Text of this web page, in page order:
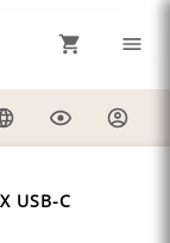
USB-C